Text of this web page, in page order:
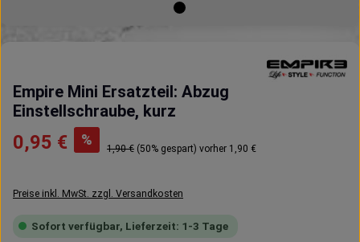
Empire Mini Ersatzteil: Abzug
Einstellschraube, kurz
Verkaufspreis:
0,95 € % Regulärer Preis:
1,90 € (50% gespart) vorher 1,90 €
Preise inkl. MwSt. zzgl. Versandkosten
Sofort verfügbar, Lieferzeit: 1-3 Tage